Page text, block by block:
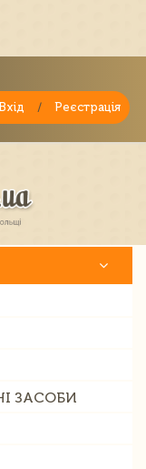
/ Реєстрація
ЗАСОБИ